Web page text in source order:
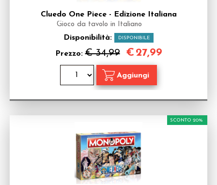
Cluedo One Piece - Edizione Italiana
Gioco da tavolo in Italiano
Disponibilità: DISPONIBILE
Prezzo:€ 34,99 € 27,99
SCONTO 20%